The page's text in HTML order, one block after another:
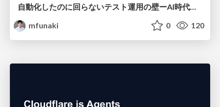
自動化したのに回らないテスト運用の壁ーAI時代の品質責任と生産性
mfunaki
0 120